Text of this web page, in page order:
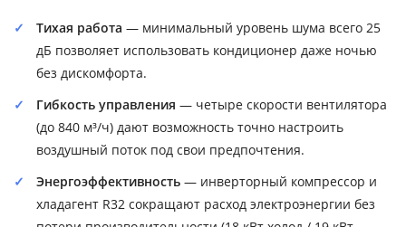
Тихая работа — минимальный уровень шума всего 25
дБ позволяет использовать кондиционер даже ночью
без дискомфорта.
Гибкость управления — четыре скорости вентилятора
(до 840 м³/ч) дают возможность точно настроить
воздушный поток под свои предпочтения.
Энергоэффективность — инверторный компрессор и
хладагент R32 сокращают расход электроэнергии без